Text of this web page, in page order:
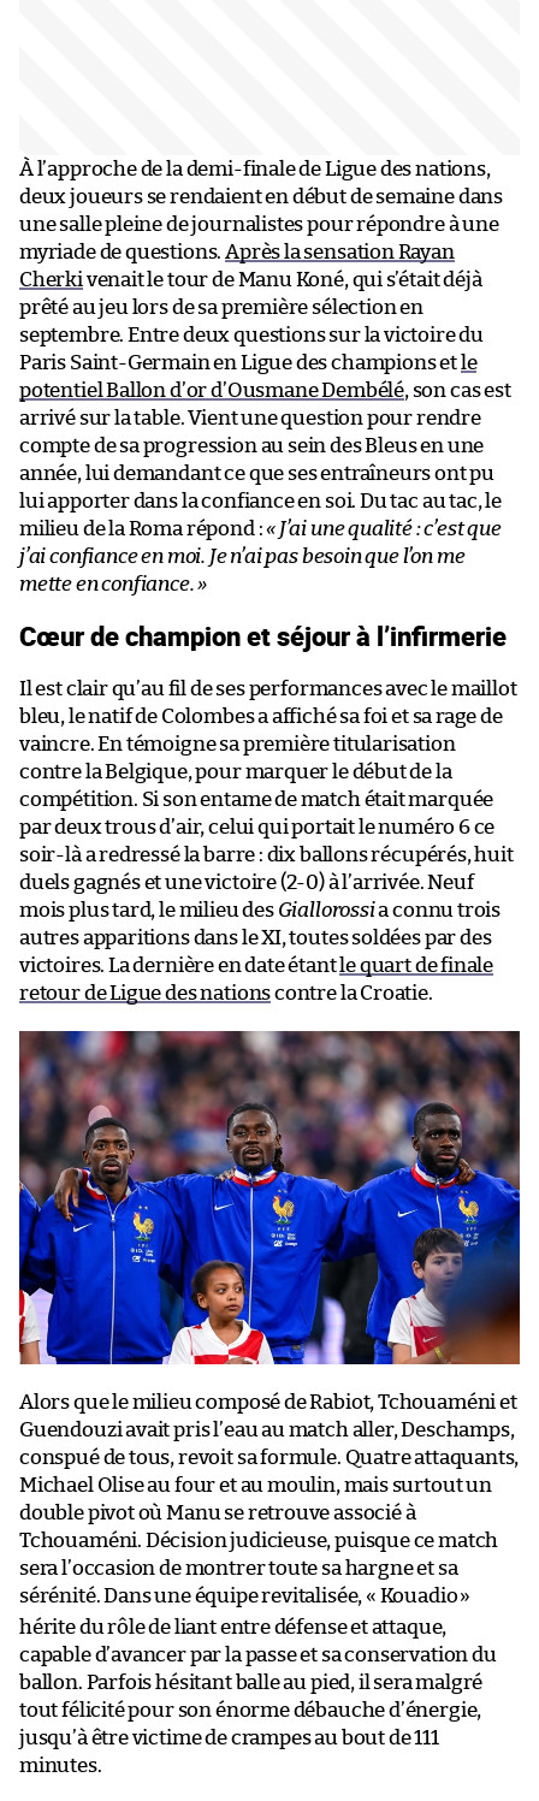
À l’approche de la demi-finale de Ligue des nations,
deux joueurs se rendaient en début de semaine dans
une salle pleine de journalistes pour répondre à une
myriade de questions.Après la sensation Rayan
Cherki venait le tour de Manu Koné, qui s’était déjà
prêté au jeu lors de sa première sélection en
septembre. Entre deux questions sur la victoire du
Paris Saint-Germain en Ligue des champions et le
potentiel Ballon d’or d’Ousmane Dembélé, son cas est
arrivé sur la table. Vient une question pour rendre
compte de sa progression au sein des Bleus en une
année, lui demandant ce que ses entraîneurs ont pu
lui apporter dans la confiance en soi. Du tac au tac, le
milieu de la Roma répond :« J’ai une qualité : c’est que
j’ai confiance en moi. Je n’ai pas besoin que l’on me
mette en confiance. »
Cœur de champion et séjour à l’infirmerie
Il est clair qu’au fil de ses performances avec le maillot
bleu, le natif de Colombes a affiché sa foi et sa rage de
vaincre. En témoigne sa première titularisation
contre la Belgique, pour marquer le début de la
compétition. Si son entame de match était marquée
par deux trous d’air, celui qui portait le numéro 6 ce
soir-là a redressé la barre : dix ballons récupérés, huit
duels gagnés et une victoire (2-0) à l’arrivée. Neuf
mois plus tard, le milieu des Giallorossia connu trois
autres apparitions dans le XI, toutes soldées par des
victoires. La dernière en date étantle quart de finale
retour de Ligue des nationscontre la Croatie.
Alors que le milieu composé de Rabiot, Tchouaméni et
Guendouzi avait pris l’eau au match aller, Deschamps,
conspué de tous, revoit sa formule. Quatre attaquants,
Michael Olise au four et au moulin, mais surtout un
double pivot où Manu se retrouve associé à
Tchouaméni. Décision judicieuse, puisque ce match
sera l’occasion de montrer toute sa hargne et sa
sérénité. Dans une équipe revitalisée, « Kouadio»
hérite du rôle de liant entre défense et attaque,
capable d’avancer par la passe et sa conservation du
ballon. Parfois hésitant balle au pied, il sera malgré
tout félicité pour son énorme débauche d’énergie,
jusqu’à être victime de crampes au bout de 111
minutes.